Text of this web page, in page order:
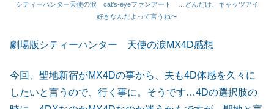
シティーハンター天使の涙 cat’s-eyeファンアート …どんだけ、キャッツアイ
好きなんだよって言うね〜
劇場版シティーハンター 天使の涙MX4D感想
今回、聖地新宿がMX4Dの事から、夫も4D体感を久々に
したいと言うので、行く事に。そうです…4Dの選択肢の